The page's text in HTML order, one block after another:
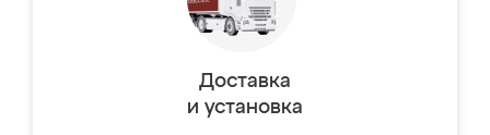
Доставка
и установка